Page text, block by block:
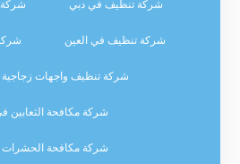
شركة تنظيف في دبي
شركة تنظيف في العين
شركة تنظيف واجهات زجاجية
شركة مكافحة الثعابين
شركة مكافحة الحشرات